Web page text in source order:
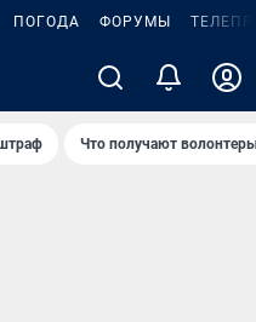
ПОГОДА ФОРУМЫ
Что получают